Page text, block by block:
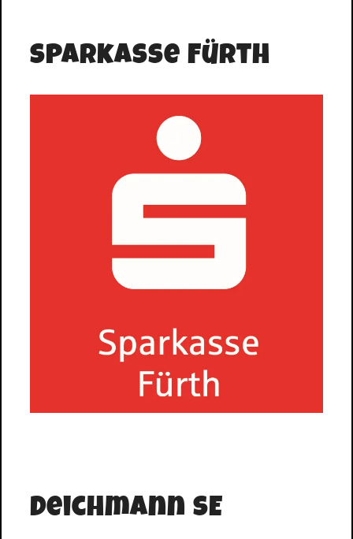
Sparkasse Fürth
Deichmann SE